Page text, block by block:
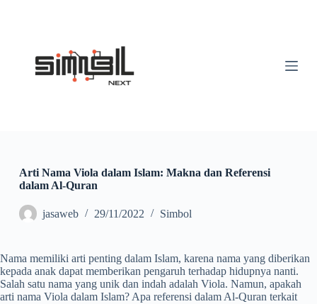
Arti Nama Viola dalam Islam: Makna dan Referensi
dalam Al-Quran
jasaweb 29/11/2022 Simbol
Nama memiliki arti penting dalam Islam, karena nama yang diberikan
kepada anak dapat memberikan pengaruh terhadap hidupnya nanti.
Salah satu nama yang unik dan indah adalah Viola. Namun, apakah
arti nama Viola dalam Islam? Apa referensi dalam Al-Quran terkait